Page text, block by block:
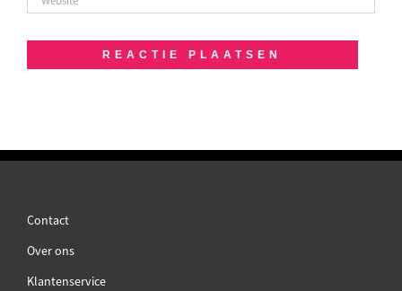
Contact
Over ons
Klantenservice